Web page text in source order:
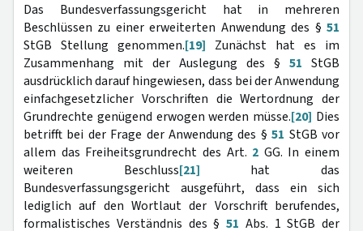
Das Bundesverfassungsgericht hat in mehreren
Beschlüssen zu einer erweiterten Anwendung des § 51
StGB Stellung genommen.[19] Zunächst hat es im
Zusammenhang mit der Auslegung des § 51 StGB
ausdrücklich darauf hingewiesen, dass bei der Anwendung
einfachgesetzlicher Vorschriften die Wertordnung der
Grundrechte genügend erwogen werden müsse.[20] Dies
betrifft bei der Frage der Anwendung des §51 StGB vor
allem das Freiheitsgrundrecht des Art. 2 GG. In einem
weiteren Beschluss[21] hat das
Bundesverfassungsgericht ausgeführt, dass ein sich
lediglich auf den Wortlaut der Vorschrift berufendes,
formalistisches Verständnis des § 51 Abs. 1 StGB der